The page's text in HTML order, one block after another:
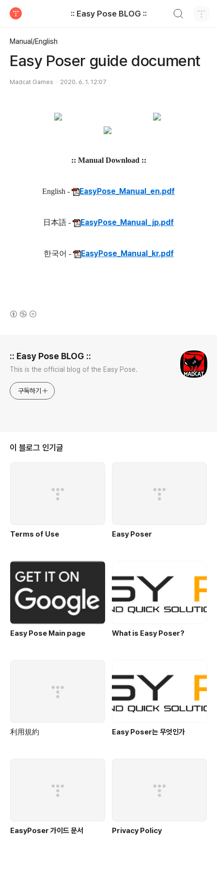
:: Easy Pose BLOG ::
Manual/English
Easy Poser guide document
Madcat Games 2020. 6. 1. 12:07
:: Manual Download ::
English - EasyPose_Manual_en.pdf
日本語 - EasyPose_Manual_jp.pdf
한국어 - EasyPose_Manual_kr.pdf
:: Easy Pose BLOG ::
This is the official blog of the Easy Pose.
구독하기
이 블로그 인기글
Terms of Use Easy Poser
Easy Pose Main page What is Easy Poser?
利用規約 Easy Poser는 무엇인가
EasyPoser 가이드 문서 Privacy Policy